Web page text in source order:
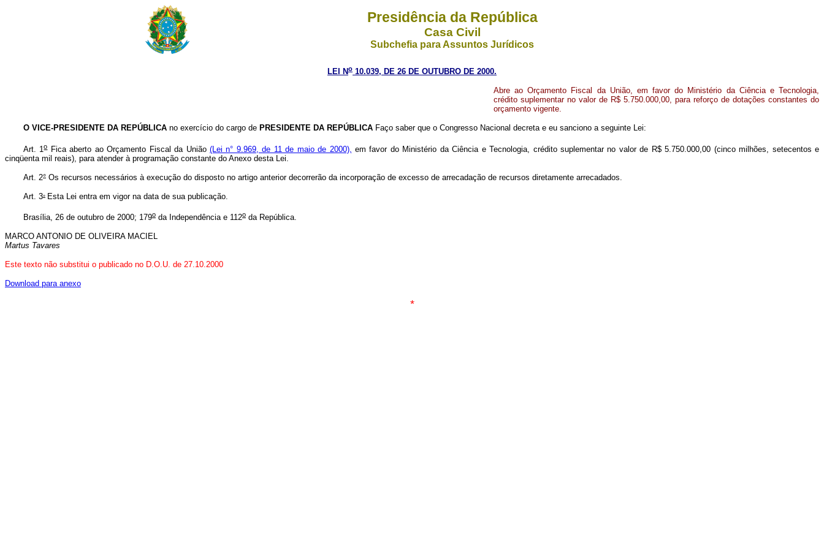
Presidência da República
Casa Civil
Subchefia para Assuntos Jurídicos
LEI No 10.039, DE 26 DE OUTUBRO DE 2000.
Abre ao Orçamento Fiscal da União, em favor do Ministério da Ciência e Tecnologia,
crédito suplementar no valor de R$ 5.750.000,00, para reforço de dotações constantes do
orçamento vigente.
O VICE-PRESIDENTE DA REPÚBLICA no exercício do cargo de PRESIDENTE DA REPÚBLICA Faço saber que o Congresso Nacional decreta e eu sanciono a seguinte Lei:
Art. 1oFica aberto ao Orçamento Fiscal da União(Lei n° 9.969, de 11 de maio de 2000), em favor do Ministério da Ciência e Tecnologia, crédito suplementar no valor de R$ 5.750.000,00 (cinco milhões, setecentos e
cinqüenta mil reais), para atender à programação constante do Anexo desta Lei.
Art. 2° Os recursos necessários à execução do disposto no artigo anterior decorrerão da incorporação de excesso de arrecadação de recursos diretamente arrecadados.
Art. 3° Esta Lei entra em vigor na data de sua publicação.
Brasília, 26 de outubro de 2000; 179o da Independência e 112o da República.
MARCO ANTONIO DE OLIVEIRA MACIEL
Martus Tavares
Este texto não substitui o publicado no D.O.U. de 27.10.2000
Download para anexo
*